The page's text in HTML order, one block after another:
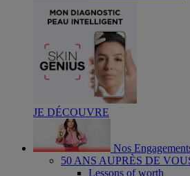
JE DÉCOUVRE
Nos
50 ANS AUPRÈS DE
Lessons of worth